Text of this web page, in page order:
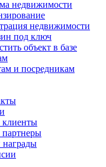
недвижимости
недвижимости
под ключ
объект в базе
и посредникам